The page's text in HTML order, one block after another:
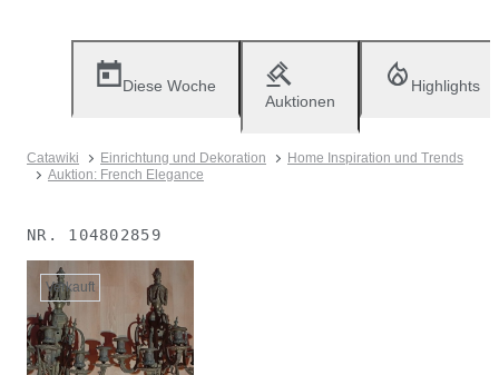
Diese Woche
Auktionen
Highlights
Catawiki Einrichtung und Dekoration
Home Inspiration und Trends
Auktion: French Elegance
NR. 104802859
Verkauft